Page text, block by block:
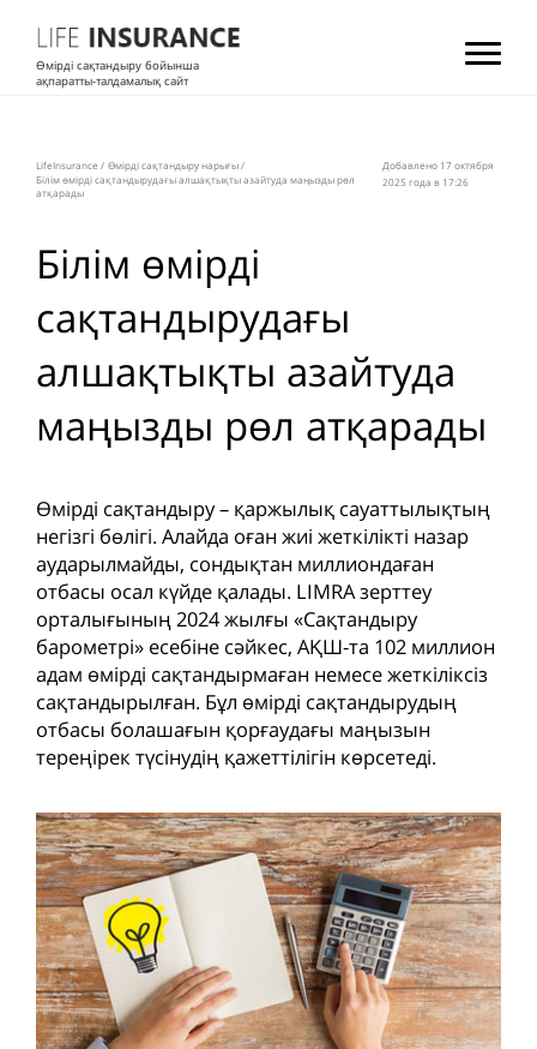
Өмірді сақтандыру бойынша
ақпаратты-талдамалық сайт
LifeInsurance / Өмірді сақтандыру нарығы/
Білім өмірді сақтандырудағы алшақтықты азайтуда маңызды рөл
атқарады
Добавлено 17 октября
2025 года в 17:26
Білім өмірді
сақтандырудағы
алшақтықты азайтуда
маңызды рөл атқарады
Өмірді сақтандыру – қаржылық сауаттылықтың
негізгі бөлігі. Алайда оған жиі жеткілікті назар
аударылмайды, сондықтан миллиондаған
отбасы осал күйде қалады. LIMRA зерттеу
орталығының 2024 жылғы «Сақтандыру
барометрі» есебіне сәйкес, АҚШ-та 102 миллион
адам өмірді сақтандырмаған немесе жеткіліксіз
сақтандырылған. Бұл өмірді сақтандырудың
отбасы болашағын қорғаудағы маңызын
тереңірек түсінудің қажеттілігін көрсетеді.